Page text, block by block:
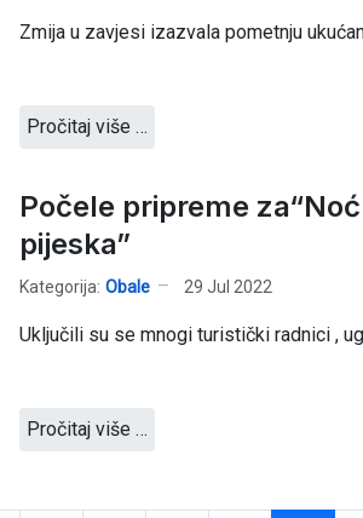
Zmija u zavjesi izazvala pometnju
Pročitaj više …
Počele pripreme
pijeska”
Kategorija: Obale 29 Jul 2022
Uključili su se mnogi turistički radnici ,
Pročitaj više …